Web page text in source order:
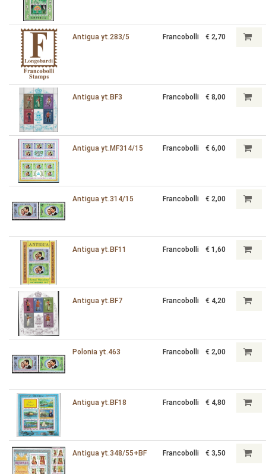
Antigua yt.283/5 Francobolli € 2,70
Antigua yt.BF3 Francobolli € 8,00
Antigua yt.MF314/15 Francobolli € 6,00
Antigua yt.314/15 Francobolli € 2,00
Antigua yt.BF11 Francobolli € 1,60
Antigua yt.BF7 Francobolli € 4,20
Polonia yt.463 Francobolli € 2,00
Antigua yt.BF18 Francobolli € 4,80
Antigua yt.348/55+BF Francobolli € 3,50